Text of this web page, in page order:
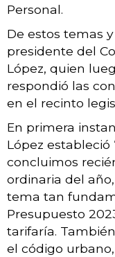
Personal.
De estos temas
presidente del
López, quien
respondió las
en el recinto
En primera
López estableció
concluimos
ordinaria del
tema tan
Presupuesto
tarifaría.
el código